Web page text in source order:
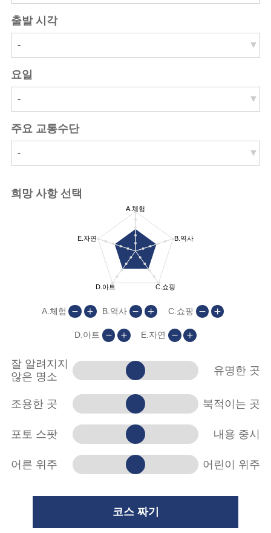
출발 시각
요일
주요 교통수단
희망 사항 선택
A.체험 B.역사 C.쇼핑
D.아트 E.자연
잘 알려지지
않은 명소
유명한 곳
조용한 곳 북적이는 곳
포토 스팟 내용 중시
어른 위주 어린이 위주
코스 짜기